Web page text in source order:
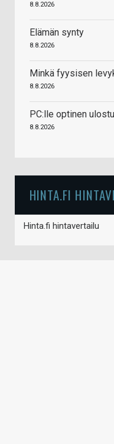
8.8.2026
Elämän synty
8.8.2026
Minkä fyysisen
8.8.2026
PC:lle optinen
8.8.2026
HINTA.FI
Hinta.fi hintavertailu